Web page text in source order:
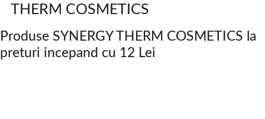
THERM COSMETICS
Produse SYNERGY THERM COSMETICS la
preturi incepand cu 12 Lei